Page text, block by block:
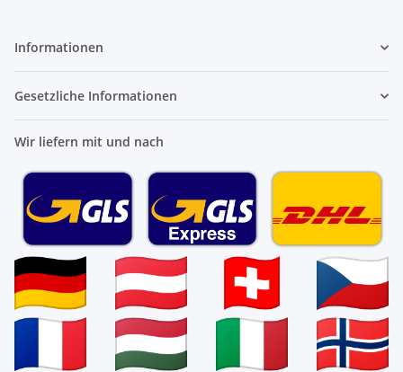
Informationen
Gesetzliche Informationen
Wir liefern mit und nach